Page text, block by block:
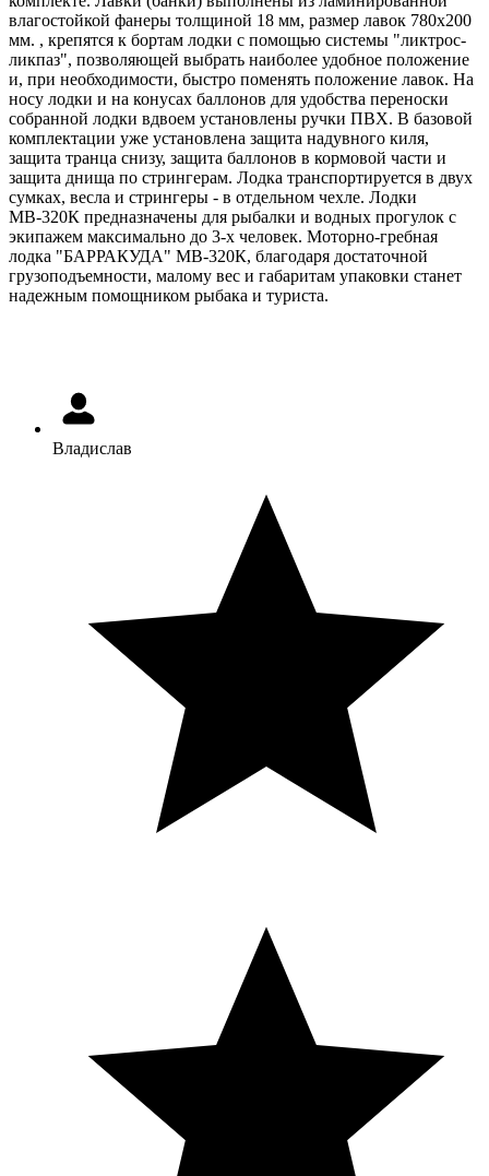
влагостойкой фанеры толщиной 18 мм, размер лавок 780х200
мм. , крепятся к бортам лодки с помощью системы "ликтрос-
ликпаз", позволяющей выбрать наиболее удобное положение
и, при необходимости, быстро поменять положение лавок. На
носу лодки и на конусах баллонов для удобства переноски
собранной лодки вдвоем установлены ручки ПВХ. В базовой
комплектации уже установлена защита надувного киля,
защита транца снизу, защита баллонов в кормовой части и
защита днища по стрингерам. Лодка транспортируется в двух
сумках, весла и стрингеры - в отдельном чехле. Лодки
МВ-320К предназначены для рыбалки и водных прогулок с
экипажем максимально до 3-х человек. Моторно-гребная
лодка "БАРРАКУДА" МВ-320К, благодаря достаточной
грузоподъемности, малому вес и габаритам упаковки станет
надежным помощником рыбака и туриста.
Владислав